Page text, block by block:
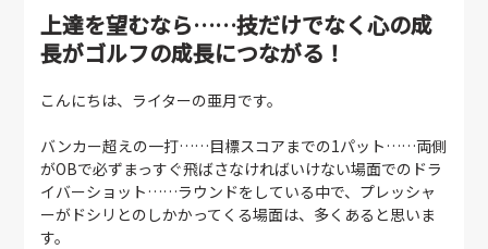
上達を望むなら……技だけでなく心の成
長がゴルフの成長につながる！
こんにちは、ライターの亜月です。
バンカー超えの一打……目標スコアまでの1パット……両側
がOBで必ずまっすぐ飛ばさなければいけない場面でのドラ
イバーショット……ラウンドをしている中で、プレッシャ
ーがドシリとのしかかってくる場面は、多くあると思いま
す。